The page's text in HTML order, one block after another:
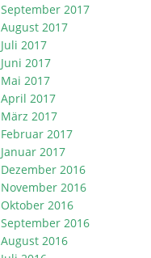
September 2017
August 2017
Juli 2017
Juni 2017
Mai 2017
April 2017
März 2017
Februar 2017
Januar 2017
Dezember 2016
November 2016
Oktober 2016
September 2016
August 2016